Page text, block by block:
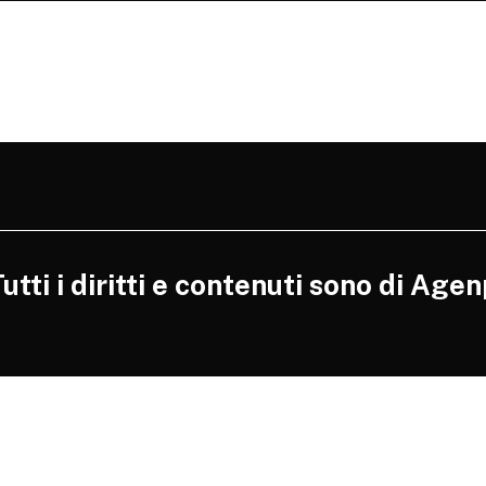
i diritti e contenuti sono di